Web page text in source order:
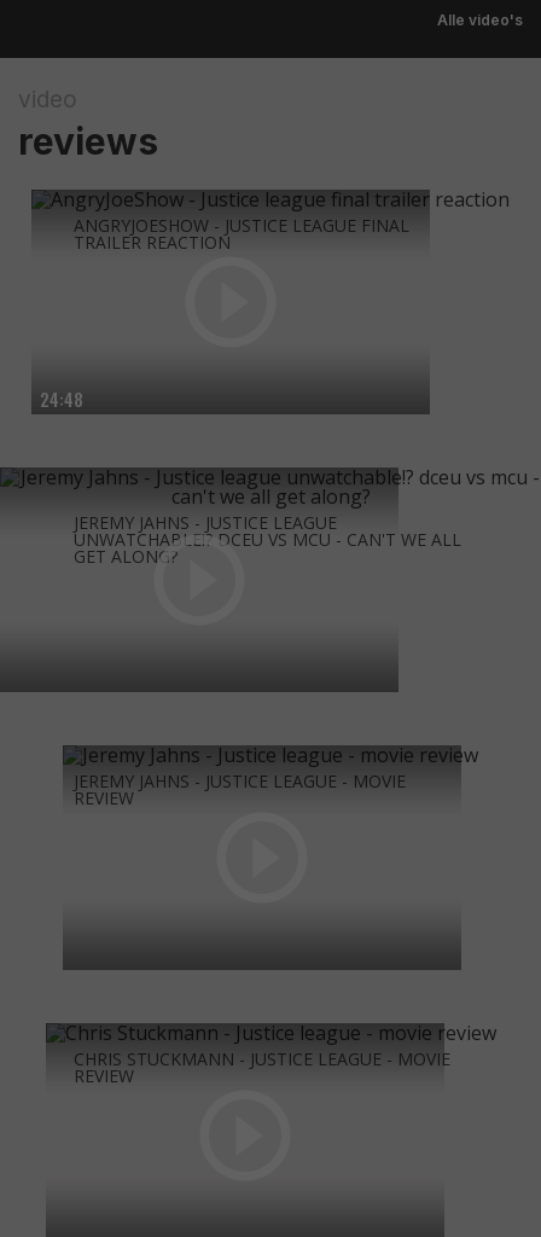
Alle video's
video
reviews
24:48
ANGRYJOESHOW - JUSTICE LEAGUE FINAL
TRAILER REACTION
JEREMY JAHNS - JUSTICE LEAGUE
UNWATCHABLE!? DCEU VS MCU - CAN'T WE ALL
GET ALONG?
JEREMY JAHNS - JUSTICE LEAGUE - MOVIE
REVIEW
CHRIS STUCKMANN - JUSTICE LEAGUE - MOVIE
REVIEW